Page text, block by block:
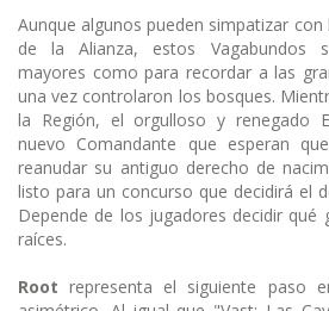
Aunque algunos pueden simpatizar con
de la Alianza, estos Vagabundos
mayores como para recordar a las
una vez controlaron los bosques.
la Región, el orgulloso y renegado
nuevo Comandante que esperan
reanudar su antiguo derecho de
listo para un concurso que decidirá el
Depende de los jugadores decidir qué
raíces.
Rootrepresenta el siguiente paso